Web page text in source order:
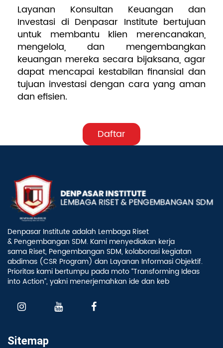
Layanan Konsultan Keuangan dan
Investasi di Denpasar Institute bertujuan
untuk membantu klien merencanakan,
mengelola, dan mengembangkan
keuangan mereka secara bijaksana, agar
dapat mencapai kestabilan finansial dan
tujuan investasi dengan cara yang aman
dan efisien.
Daftar
Denpasar Institute adalah Lembaga Riset
& Pengembangan SDM. Kami menyediakan kerja
sama Riset, Pengembangan SDM, kolaborasi kegiatan
abdimas (CSR Program) dan Layanan Informasi Objektif.
Prioritas kami bertumpu pada moto “Transforming Ideas
into Action”, yakni menerjemahkan ide dan keb
Sitemap